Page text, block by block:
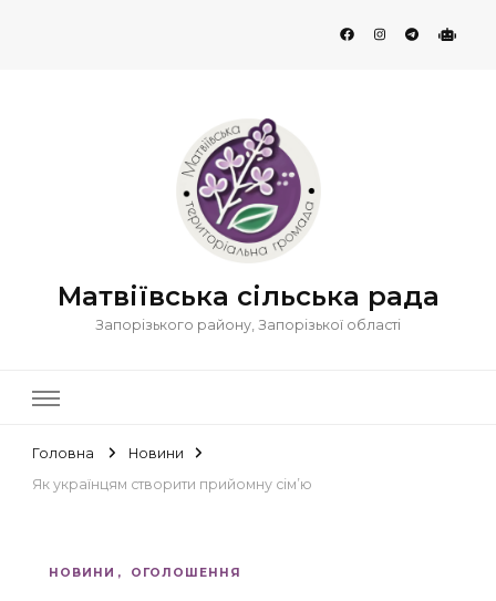
Матвіївська сільська рада
Запорізького району, Запорізької області
Головна
Новини
Як українцям створити прийомну сім’ю
НОВИНИ ОГОЛОШЕННЯ